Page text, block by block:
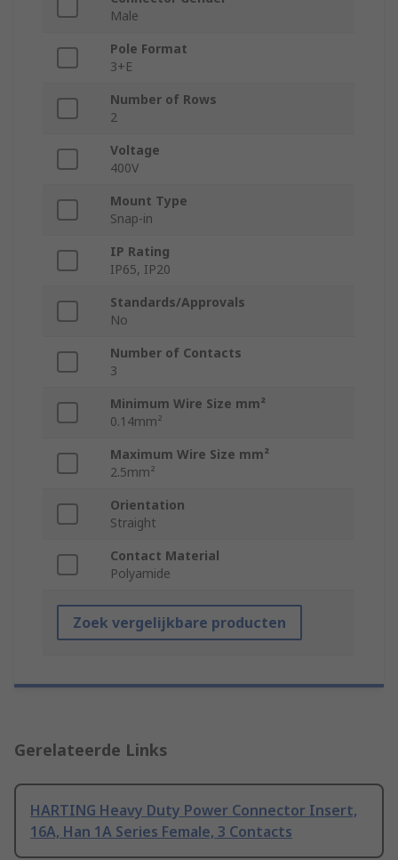
Male
Pole Format
3+E
Number of Rows
2
Voltage
400V
Mount Type
Snap-in
IP Rating
IP65, IP20
Standards/Approvals
No
Number of Contacts
3
Minimum Wire Size mm²
0.14mm²
Maximum Wire Size mm²
2.5mm²
Orientation
Straight
Contact Material
Polyamide
Zoek vergelijkbare producten
Gerelateerde Links
HARTING Heavy Duty Power Connector Insert,
16A, Han 1A Series Female, 3 Contacts